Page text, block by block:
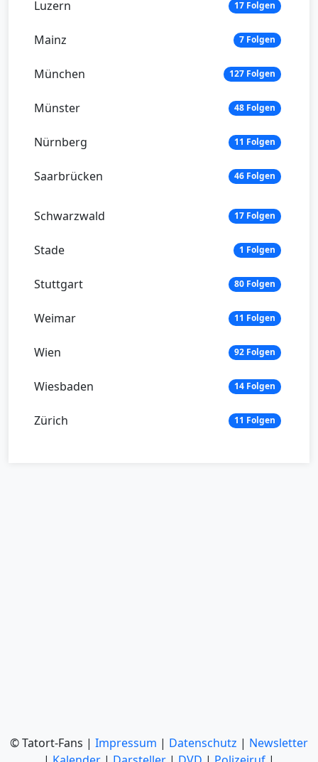
Luzern 17 Folgen
Mainz 7 Folgen
München 127 Folgen
Münster 48 Folgen
Nürnberg 11 Folgen
Saarbrücken 46 Folgen
Schwarzwald 17 Folgen
Stade 1 Folgen
Stuttgart 80 Folgen
Weimar 11 Folgen
Wien 92 Folgen
Wiesbaden 14 Folgen
Zürich 11 Folgen
© Tatort-Fans | Impressum | Datenschutz | Newsletter